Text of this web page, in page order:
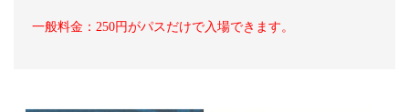
一般料金：250円がパスだけで入場できます。